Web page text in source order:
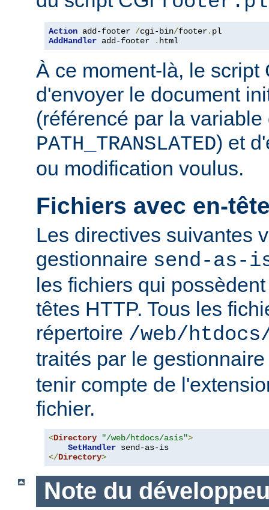
Action add-footer /cgi-bin/footer.
AddHandler add-footer . html
À ce moment-là, le script
d'envoyer le document
(référencé par la
PATH_TRANSLATED) et
ou modification voulus.
Fichiers avec en-
Les directives suivantes
gestionnaire send-as-
les fichiers qui
têtes HTTP. Tous les
répertoire /web/
traités par le
tenir compte de
fichier.
<Directory "/web/htdocs/asis">
SetHandler
</Directory>
Note du